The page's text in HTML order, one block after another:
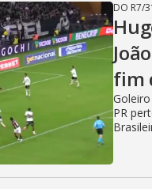
DO R7/
fim
PR